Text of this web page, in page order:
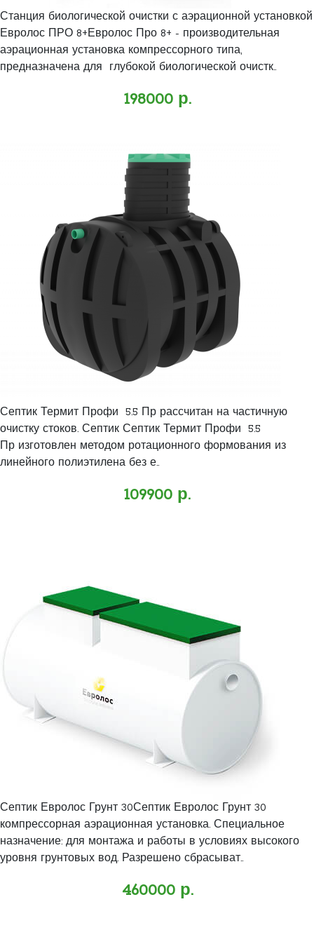
Станция биологической очистки с аэрационной установкой
Евролос ПРО 8+Евролос Про 8+ - производительная
аэрационная установка компрессорного типа,
предназначена для глубокой биологической очистк..
198000 р.
Септик Термит Профи 5.5 Пр рассчитан на частичную
очистку стоков. Септик Септик Термит Профи 5.5
Пр изготовлен методом ротационного формования из
линейного полиэтилена без е..
109900 р.
Септик Евролос Грунт 30Септик Евролос Грунт 30
компрессорная аэрационная установка. Специальное
назначение: для монтажа и работы в условиях высокого
уровня грунтовых вод. Разрешено сбрасыват..
460000 р.